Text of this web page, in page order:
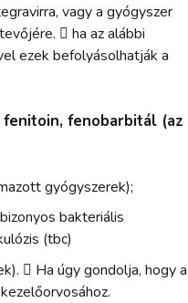
vagy a gyógyszer
 ha az alábbi
ezek befolyásolhatják a
fenitoin, fenobarbitál (az
gyógyszerek);
bakteriális
(tbc)
 Ha úgy gondolja, hogy a